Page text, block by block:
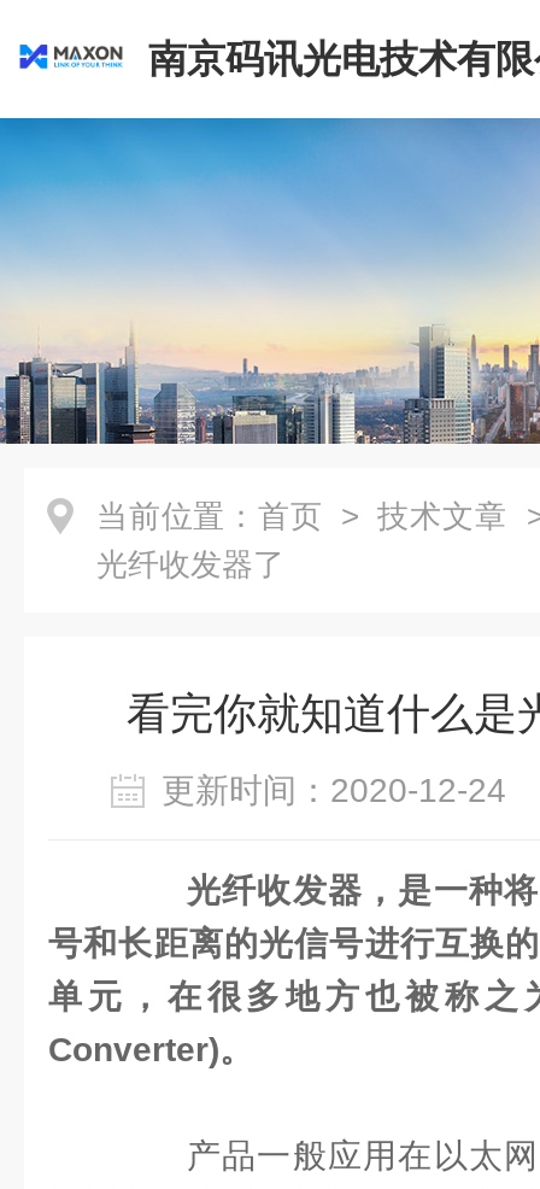
南京码讯光电技术有
当前位置： 首页 > 技术文章
光纤收发器了
看完你就知道什么是
更新时间：2020-12-
光纤收发器，是一种
号和长距离的光信号进行互换
单元，在很多地方也被称之
Converter)。
产品一般应用在以太网